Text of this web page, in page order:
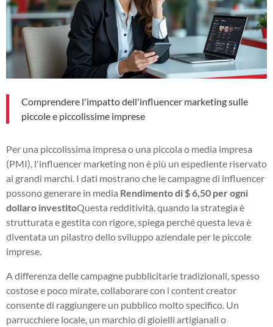
Comprendere l'impatto dell'influencer marketing sulle
piccole e piccolissime imprese
Per una piccolissima impresa o una piccola o media impresa
(PMI), l'influencer marketing non è più un espediente riservato
ai grandi marchi. I dati mostrano che le campagne di influencer
possono generare in media Rendimento di $ 6,50 per ogni
dollaro investitoQuesta redditività, quando la strategia è
strutturata e gestita con rigore, spiega perché questa leva è
diventata un pilastro dello sviluppo aziendale per le piccole
imprese.
A differenza delle campagne pubblicitarie tradizionali, spesso
costose e poco mirate, collaborare con i content creator
consente di raggiungere un pubblico molto specifico. Un
parrucchiere locale, un marchio di gioielli artigianali o